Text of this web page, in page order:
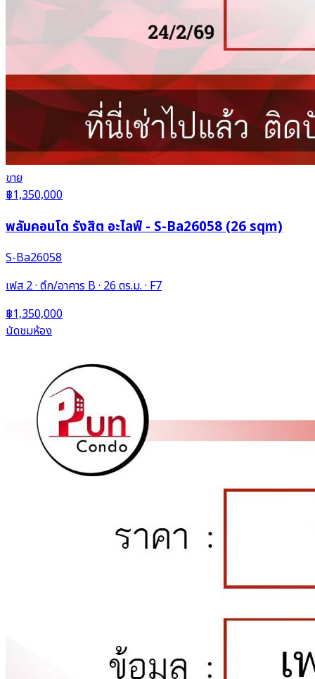
ขาย
฿1,350,000
พลัมคอนโด รังสิต อะไลฟ์ - S-Ba26058 (26 sqm)
S-Ba26058
เฟส 2 · ตึก/อาคาร B · 26 ตร.ม. · F7
฿1,350,000
นัดชมห้อง